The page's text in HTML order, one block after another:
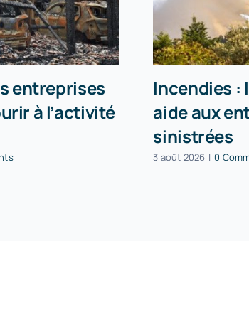
entreprises
à l’activité
Incendies :
aide aux
sinistrées
3 août 2026 | 0